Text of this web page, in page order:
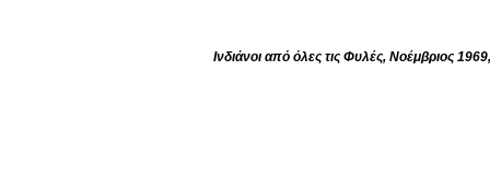
Ινδιάνοι από όλες τις Φυλές, Νοέμβριος 1969,